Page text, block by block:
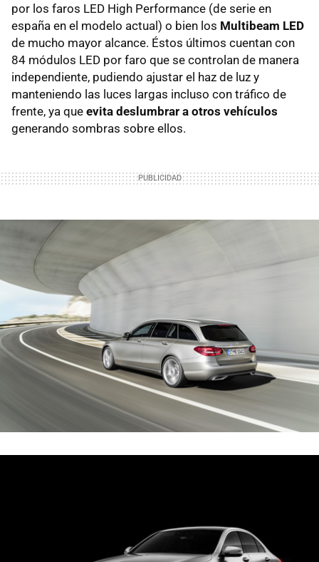
por los faros LED High Performance (de serie en
españa en el modelo actual) o bien los Multibeam LED
de mucho mayor alcance. Éstos últimos cuentan con
84 módulos LED por faro que se controlan de manera
independiente, pudiendo ajustar el haz de luz y
manteniendo las luces largas incluso con tráfico de
frente, ya que evita deslumbrar a otros vehículos
generando sombras sobre ellos.